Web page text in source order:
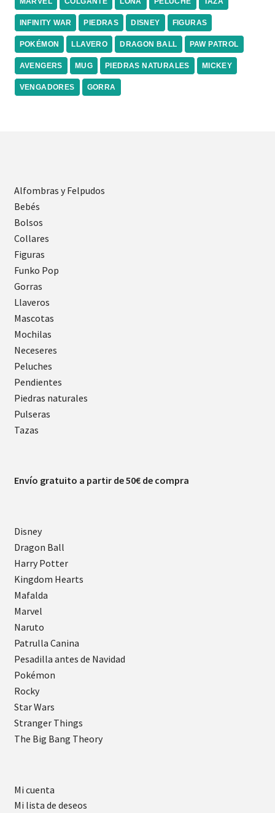
INFINITY WAR PIEDRAS DISNEY FIGURAS
POKÉMON LLAVERO DRAGON BALL PAW PATROL
AVENGERS MUG PIEDRAS NATURALES MICKEY
VENGADORES GORRA
Alfombras y Felpudos
Bebés
Bolsos
Collares
Figuras
Funko Pop
Gorras
Llaveros
Mascotas
Mochilas
Neceseres
Peluches
Pendientes
Piedras naturales
Pulseras
Tazas
Envío gratuito a partir de 50€ de compra
Disney
Dragon Ball
Harry Potter
Kingdom Hearts
Mafalda
Marvel
Naruto
Patrulla Canina
Pesadilla antes de Navidad
Pokémon
Rocky
Star Wars
Stranger Things
The Big Bang Theory
Mi cuenta
Mi lista de deseos